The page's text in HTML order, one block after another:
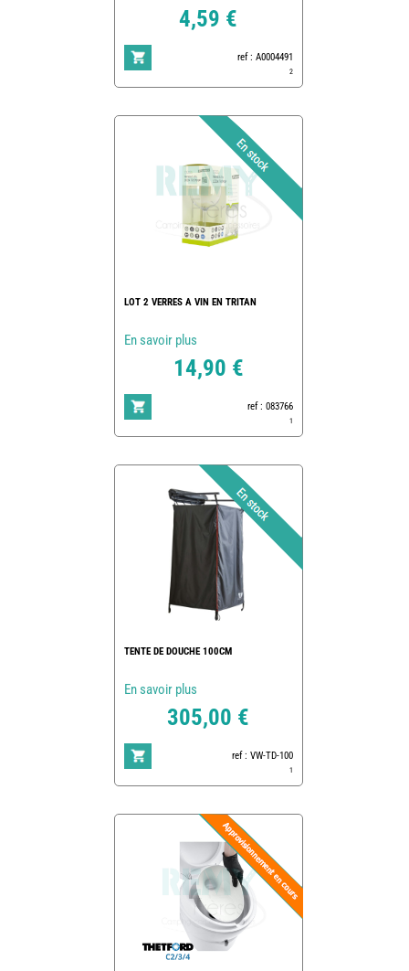
4,59 €
ref : A0004491
2
LOT 2 VERRES A VIN EN TRITAN
En savoir plus
14,90 €
ref : 083766
1
TENTE DE DOUCHE 100CM
En savoir plus
305,00 €
ref : VW-TD-100
1